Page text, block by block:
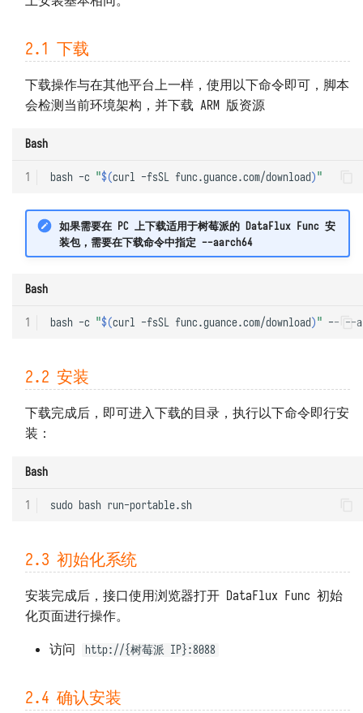
2.1 下载
下载操作与在其他平台上一样，使用以下命令即可，脚本
会检测当前环境架构，并下载 ARM 版资源
Bash
1 bash -c "$(curl -fsSL func.guance.com/download)"
如果需要在 PC 上下载适用于树莓派的 DataFlux Func 安
装包，需要在下载命令中指定 --aarch64
Bash
1 bash -c "$(curl -fsSL func.guance.com/download)" -- --
2.2 安装
下载完成后，即可进入下载的目录，执行以下命令即行安
装：
Bash
1 sudo bash
2.3 初始化系统
安装完成后，接口使用浏览器打开 DataFlux Func 初始
化页面进行操作。
访问 http://{树莓派 IP}:8088
2.4 确认安装